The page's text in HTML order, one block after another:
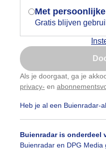
Met
Gratis blijven
Als je doorgaat, ga je
privacy- en
Heb je al een Buienradar-
Buienradar is onderdeel
Buienradar en DPG Media
je browser
Is goed,
Nu niet,
Gebruik je Safari en wil
Klikhierom